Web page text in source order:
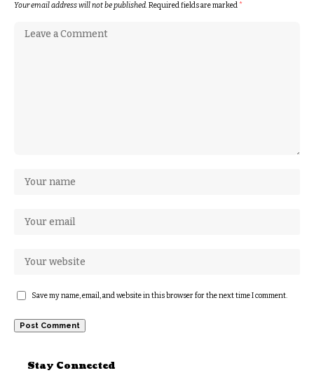
Your email address will not be published.Required fields are marked*
Save my name, email, and website in this browser for the next time I comment.
Stay Connected